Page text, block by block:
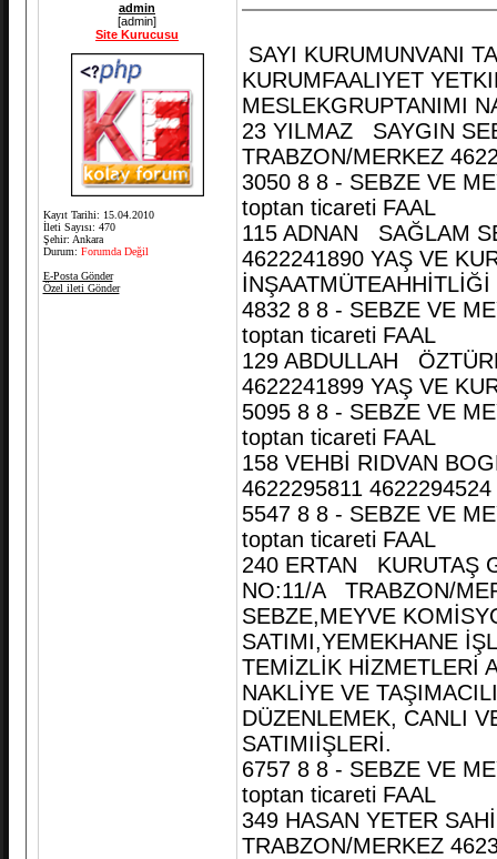
admin
[admin]
Site Kurucusu
Kayıt Tarihi: 15.04.2010
İleti Sayısı: 470
Şehir: Ankara
Durum: Forumda Değil
E-Posta Gönder
Özel ileti Gönder
SAYI KURUMUNVANI
KURUMFAALIYET
MESLEKGRUPTANIMI
23 YILMAZ SAYGIN
TRABZON/MERKEZ
3050 8 8 - SEBZE VE
toptan ticareti FAAL
115 ADNAN SAĞLAM
4622241890 YAŞ VE
4832 8 8 - SEBZE VE
toptan ticareti FAAL
129 ABDULLAH
4622241899 YAŞ VE
5095 8 8 - SEBZE VE
toptan ticareti FAAL
158 VEHBİ RIDVAN
4622295811
5547 8 8 - SEBZE VE
toptan ticareti FAAL
240 ERTAN KURUTAŞ
NO:11/A TRABZON/
SEBZE,MEYVE
SATIMI,YEMEKHANE
TEMİZLİK HİZMETLERİ
NAKLİYE VE
DÜZENLEMEK, CANLI
SATIMIİŞLERİ.
6757 8 8 - SEBZE VE
toptan ticareti FAAL
349 HASAN YETER
TRABZON/MERKEZ